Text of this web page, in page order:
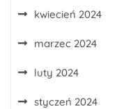
kwiecień 2024
marzec 2024
luty 2024
styczeń 2024